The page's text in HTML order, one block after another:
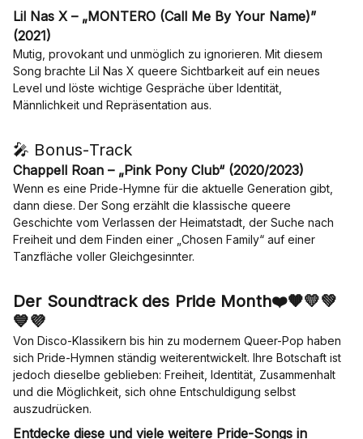
Lil Nas X – „MONTERO (Call Me By Your Name)”
(2021)
Mutig, provokant und unmöglich zu ignorieren. Mit diesem
Song brachte Lil Nas X queere Sichtbarkeit auf ein neues
Level und löste wichtige Gespräche über Identität,
Männlichkeit und Repräsentation aus.
🎤 Bonus-Track
Chappell Roan – „Pink Pony Club“ (2020/2023)
Wenn es eine Pride-Hymne für die aktuelle Generation gibt,
dann diese. Der Song erzählt die klassische queere
Geschichte vom Verlassen der Heimatstadt, der Suche nach
Freiheit und dem Finden einer „Chosen Family“ auf einer
Tanzfläche voller Gleichgesinnter.
Der Soundtrack des Pride Month❤️🧡💛💚
💙💜
Von Disco-Klassikern bis hin zu modernem Queer-Pop haben
sich Pride-Hymnen ständig weiterentwickelt. Ihre Botschaft ist
jedoch dieselbe geblieben: Freiheit, Identität, Zusammenhalt
und die Möglichkeit, sich ohne Entschuldigung selbst
auszudrücken.
Entdecke diese und viele weitere Pride-Songs in